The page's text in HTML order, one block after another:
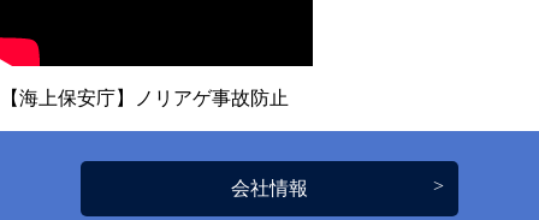
【海上保安庁】ノリアゲ事故防止
会社情報